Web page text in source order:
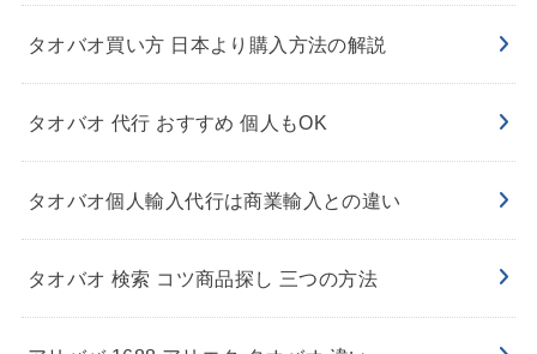
タオバオ買い方 日本より購入方法の解説
タオバオ 代行 おすすめ 個人もOK
タオバオ個人輸入代行は商業輸入との違い
タオバオ 検索 コツ商品探し 三つの方法